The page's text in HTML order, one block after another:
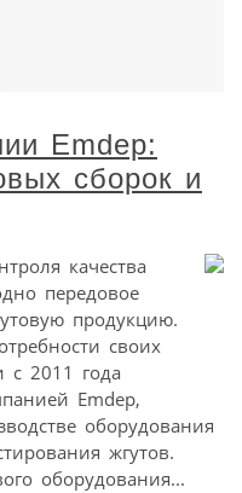
Emdep:
сборок и
качества
передовое
продукцию.
своих
с 2011 года
Emdep,
оборудования
жгутов.
оборудования...